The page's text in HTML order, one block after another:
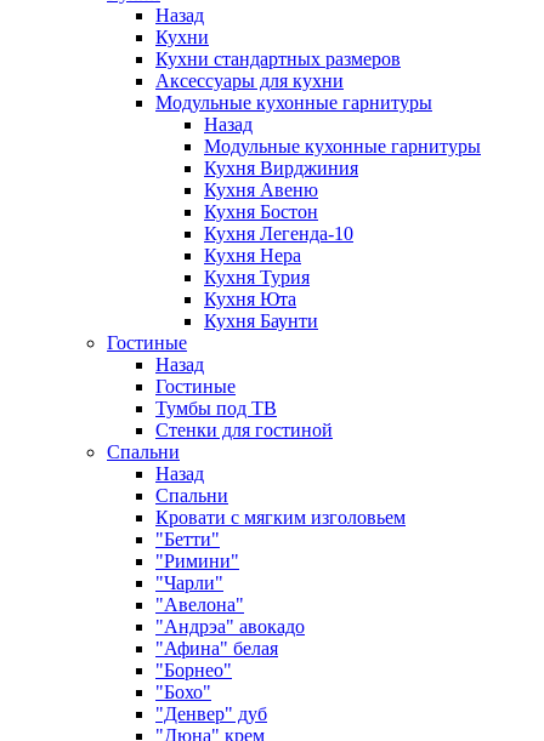
Назад
Кухни
Кухни стандартных размеров
Аксессуары для кухни
Модульные кухонные гарнитуры
Назад
Модульные кухонные гарнитуры
Кухня Вирджиния
Кухня Авеню
Кухня Бостон
Кухня Легенда-10
Кухня Нера
Кухня Турия
Кухня Юта
Кухня Баунти
Гостиные
Назад
Гостиные
Тумбы под ТВ
Стенки для гостиной
Спальни
Назад
Спальни
Кровати с мягким изголовьем
"Бетти"
"Римини"
"Чарли"
"Авелона"
"Андрэа" авокадо
"Афина" белая
"Борнео"
"Бохо"
"Денвер" дуб
"Дюна" крем